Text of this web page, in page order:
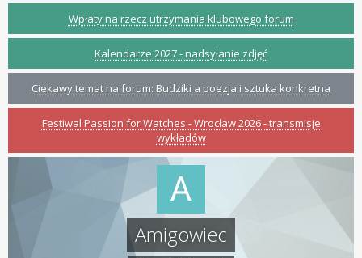
Wpłaty na rzecz utrzymania klubowego forum
Kalendarze 2027 - nadsyłanie zdjęć
Ciekawy temat na forum: Budziki a poezja i sztuka konkretna
Festiwal Passion for Watches - Wrocław 2026 - transmisje
wykładów
Amigowiec